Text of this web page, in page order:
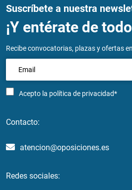
Suscríbete a nuestra
¡Y entérate de
Recibe convocatorias, plazas y ofertas
Acepto la política de privacidad*
Contacto:
atencion@oposiciones.es
Redes sociales: